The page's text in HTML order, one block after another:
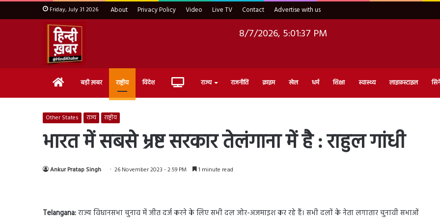
Friday, July 31 2026 About Privacy Policy Video Live TV Contact Advertise with us
8/7/2026, 5:01:38 PM
Home बड़ी ख़बर राष्ट्रीय विदेश Live राज्य राजनीति क्राइम खेल धर्म शिक्षा स्वास्थ्य लाइफ़स्टाइल
Other States राज्य राष्ट्रीय
भारत में सबसे भ्रष्ट सरकार तेलंगाना में है : राहुल गांधी
Ankur Pratap Singh 26 November 2023 - 2:59 PM 1 minute read
Telangana:राज्य विधानसभा चुनाव में जीत दर्ज करने के लिए सभी दल जोर-अजमाइश कर रहे हैं। सभी दलों के नेता लगातार चुनावी सभाओं